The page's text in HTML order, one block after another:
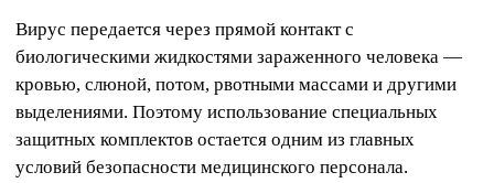
Вирус передается через прямой контакт с
биологическими жидкостями зараженного человека —
кровью, слюной, потом, рвотными массами и другими
выделениями. Поэтому использование специальных
защитных комплектов остается одним из главных
условий безопасности медицинского персонала.